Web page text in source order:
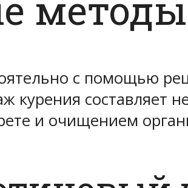
с помощью
курения составляет
и очищением